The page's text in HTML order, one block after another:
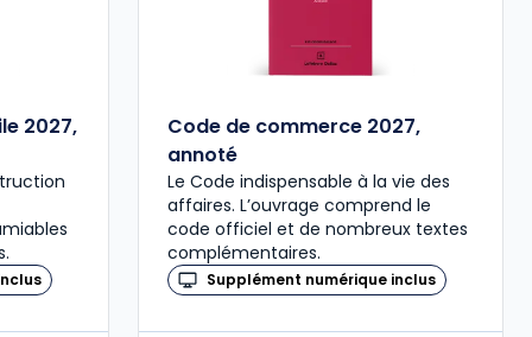
2027,
Code de commerce 2027,
annoté
Le Code indispensable à la vie des
affaires. L’ouvrage comprend le
code officiel et de nombreux textes
complémentaires.
Supplément numérique inclus